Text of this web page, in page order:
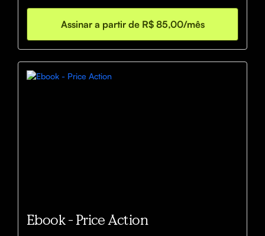
🔥Opera no melhor par de moeda automático
🔥Opera na melhor estratégia automático
🔥Faz a troca para a melhor estratégia e par automático
🔥Martingale - Soros - Sorosgale
🔥Stop Win/Loss
🔥Entradas em M1 ou M5
🔥Análise de tendência
Assinar a partir de R$ 85,00/mês
Ebook - Price Action